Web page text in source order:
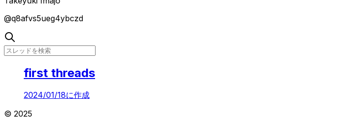
@q8afvs5ueg4ybczd
first threads
2024/01/18に作成
© 2025